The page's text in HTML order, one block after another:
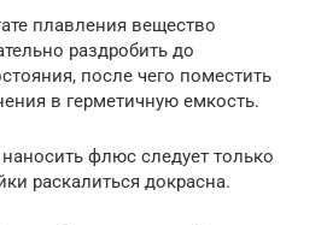
плавления вещество
раздробить до
после чего поместить
в герметичную емкость.
флюс следует только
раскалиться докрасна.